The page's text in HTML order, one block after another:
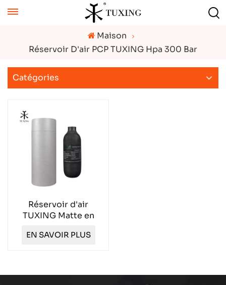
Maison
Réservoir D'air PCP TUXING Hpa 300 Bar
Catégories
Réservoir d'air
TUXING Matte en
L TXCGS036
EN SAVOIR PLUS